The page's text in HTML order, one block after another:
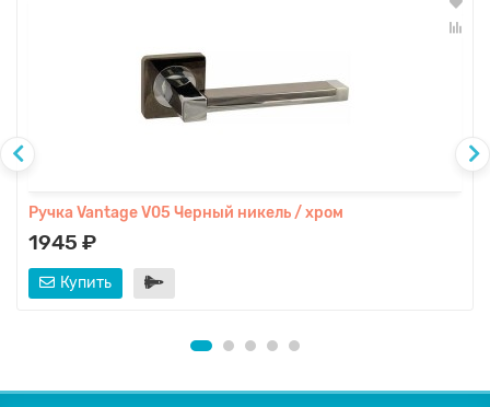
Ручка Vantage V05 Черный никель / хром
1945 ₽
Купить